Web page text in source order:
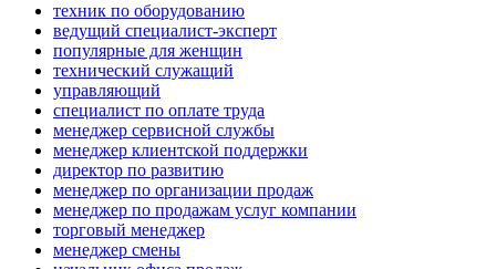
техник по оборудованию
ведущий специалист-эксперт
популярные для женщин
технический служащий
управляющий
специалист по оплате труда
менеджер сервисной службы
менеджер клиентской поддержки
директор по развитию
менеджер по организации продаж
менеджер по продажам услуг компании
торговый менеджер
менеджер смены